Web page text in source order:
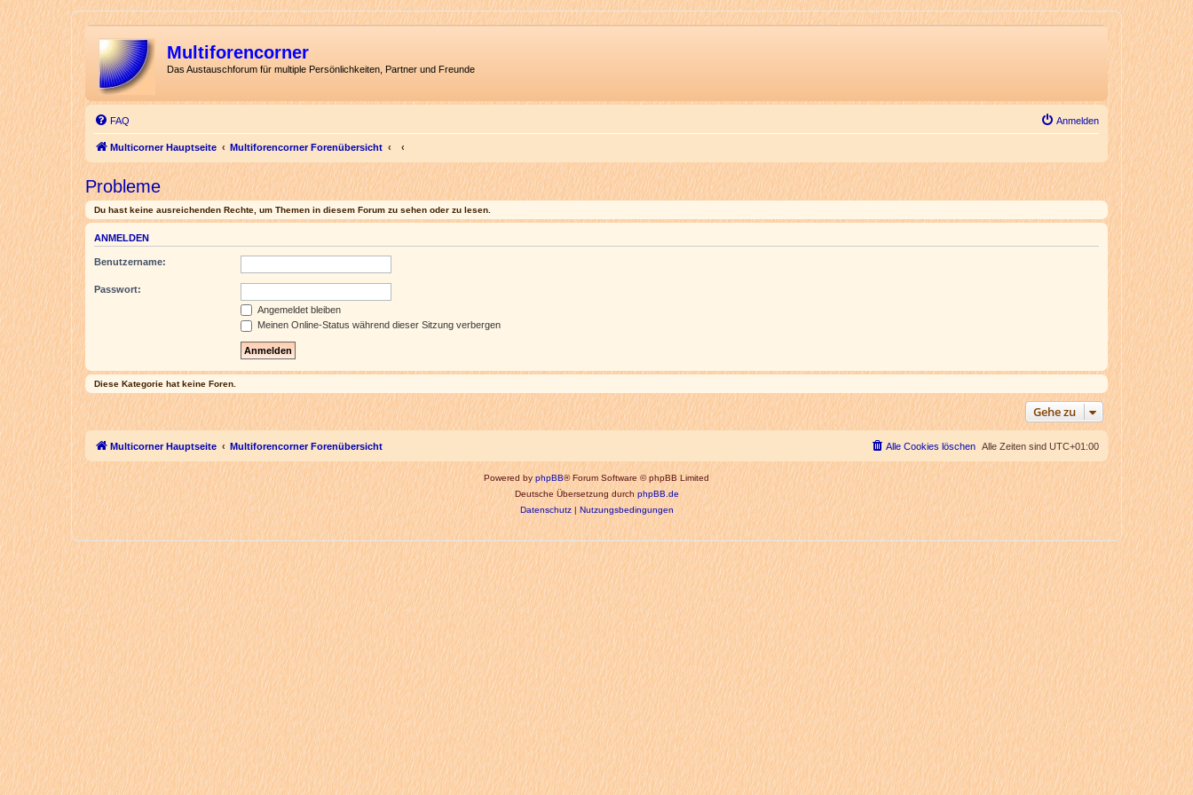
Multiforencorner
Das Austauschforum für multiple Persönlichkeiten, Partner und Freunde
FAQ Anmelden
Multicorner Hauptseite Multiforencorner Forenübersicht
Probleme
Du hast keine ausreichenden Rechte, um Themen in diesem Forum zu sehen oder zu lesen.
ANMELDEN
Benutzername:
Passwort:
Angemeldet bleiben
Meinen Online-Status während dieser Sitzung verbergen
Diese Kategorie hat keine Foren.
Gehe zu
Multicorner Hauptseite Multiforencorner Forenübersicht Alle Zeiten sind UTC+01:00
Alle Cookies löschen
Powered byphpBB® Forum Software © phpBB Limited
Deutsche Übersetzung durchphpBB.de
Datenschutz|Nutzungsbedingungen